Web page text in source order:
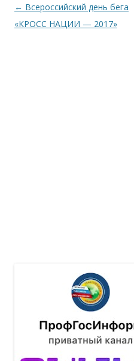
Навигация по записям
← Всероссийский день бега
«КРОСС НАЦИИ — 2017»